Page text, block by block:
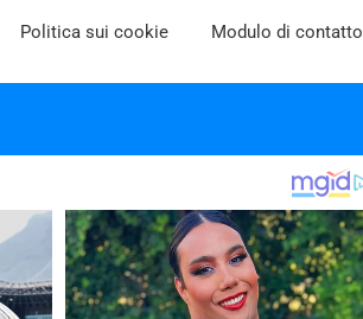
Politica sui cookie Modulo di contatto